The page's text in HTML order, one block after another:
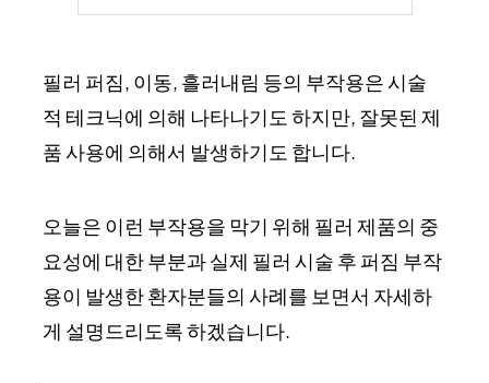
필러 퍼짐, 이동, 흘러내림 등의 부작용은 시술
적 테크닉에 의해 나타나기도 하지만, 잘못된 제
품 사용에 의해서 발생하기도 합니다.
오늘은 이런 부작용을 막기 위해 필러 제품의 중
요성에 대한 부분과 실제 필러 시술 후 퍼짐 부작
용이 발생한 환자분들의 사례를 보면서 자세하
게 설명드리도록 하겠습니다.